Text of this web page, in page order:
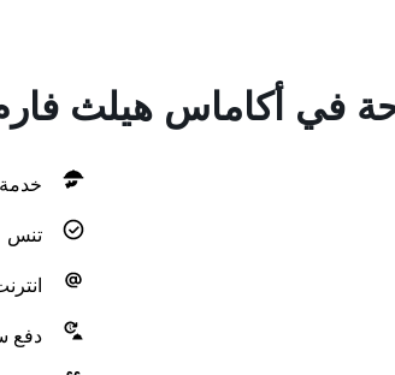
في أكاماس هيلث
تنس
دفع